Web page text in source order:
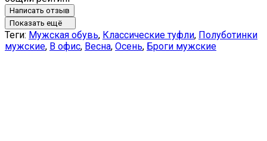
Написать отзыв
Показать ещё
Теги: Мужская обувь, Классические туфли, Полуботинки
мужские, В офис, Весна, Осень, Броги мужские